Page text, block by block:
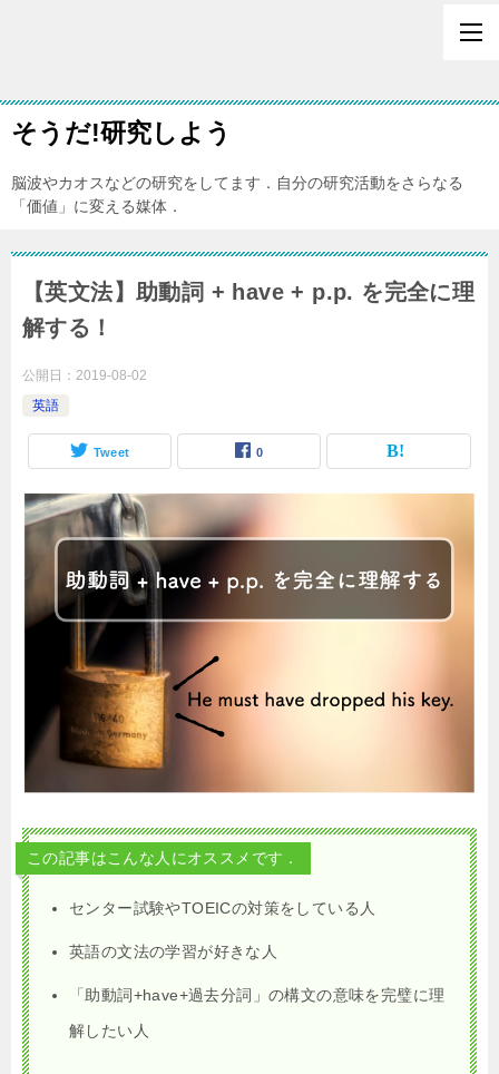
そうだ!研究しよう
脳波やカオスなどの研究をしてます．自分の研究活動をさらなる
「価値」に変える媒体．
【英文法】助動詞 + have + p.p. を完全に理
解する！
公開日： 2019-08-02
英語
Tweet 0
この記事はこんな人にオススメです．
センター試験やTOEICの対策をしている人
英語の文法の学習が好きな人
「助動詞+have+過去分詞」の構文の意味を完璧に理
解したい人